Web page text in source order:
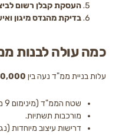
קבלן רשום לביצוע העבודה.
מהנדס מיגון ואישור סופי.
לבנות ממ"ד בישראל
ממ"ד נעה בין160,000 ש"ח ל-200,000 ש"ח
הממ"ד (מינימום 9 מ"ר).
תשתיות.
עיצוב מיוחדות (נגישות, פתחים